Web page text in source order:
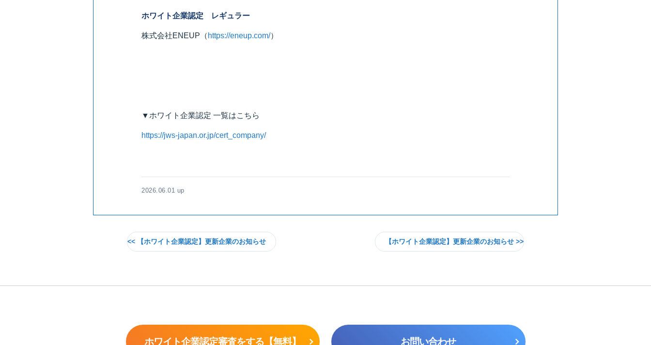
ホワイト企業認定 レギュラー
株式会社ENEUP （ https://eneup.com/）
▼ホワイト企業認定 一覧はこちら
https://jws-japan.or.jp/cert_company/
2026.06.01 up
【ホワイト企業認定】更新企業のお知らせ 【ホワイト企業認定】更新企業のお知らせ
ホワイト企業認定審査をする【無料】 お問い合わせ